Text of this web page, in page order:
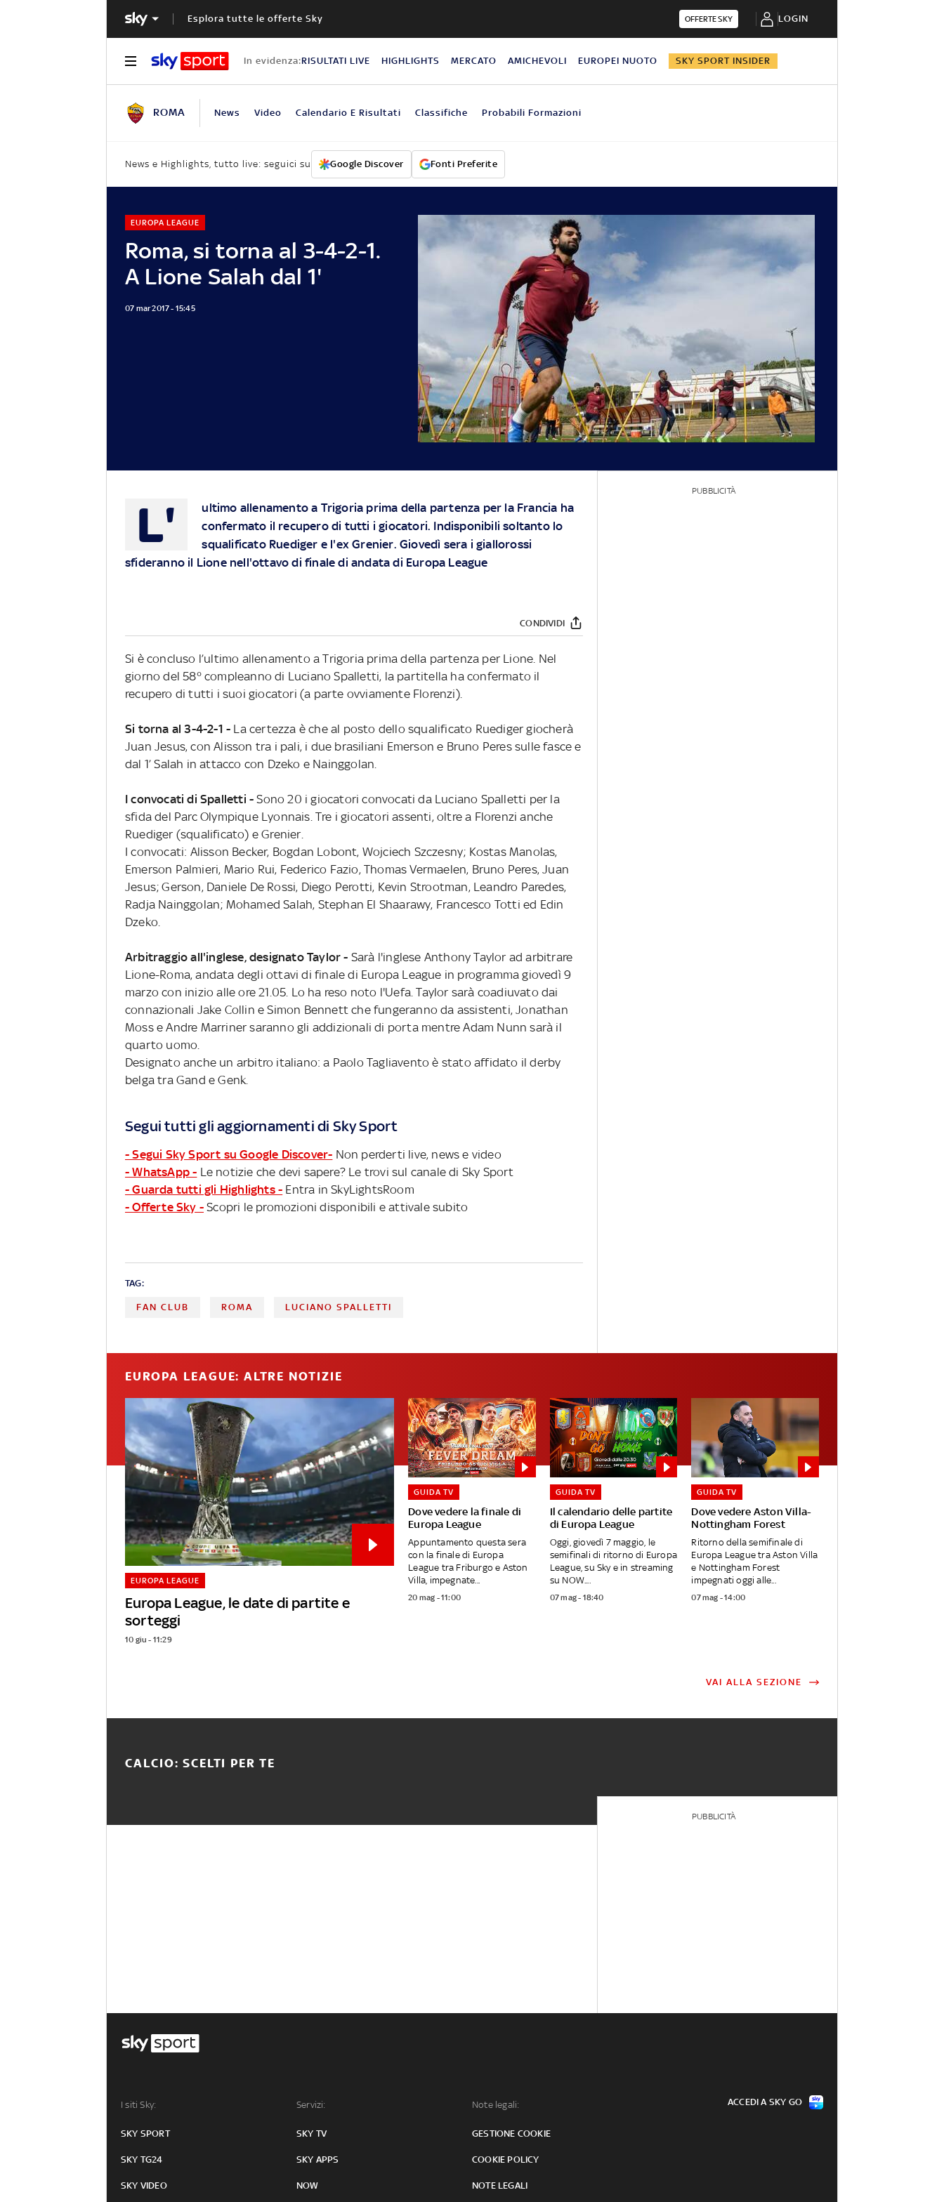
Esplora tutte le offerte Sky OFFERTE SKY LOGIN
In evidenza:RISULTATI LIVE HIGHLIGHTS MERCATO AMICHEVOLI EUROPEI NUOTO SKY SPORT INSIDER
ROMA News Video Calendario E Risultati Classifiche Probabili Formazioni
News e Highlights, tutto live: seguici su Google Discover Fonti Preferite
Roma, si torna al 3-4-2-1.
A Lione Salah dal 1'
EUROPA LEAGUE
07 mar 2017 - 15:45
L'
ultimo allenamento a Trigoria prima della partenza per la Francia ha
confermato il recupero di tutti i giocatori. Indisponibili soltanto lo
squalificato Ruediger e l'ex Grenier. Giovedì sera i giallorossi
sfideranno il Lione nell'ottavo di finale di andata di Europa League
CONDIVIDI
Si è concluso l’ultimo allenamento a Trigoria prima della partenza per Lione. Nel
giorno del 58° compleanno di Luciano Spalletti, la partitella ha confermato il
recupero di tutti i suoi giocatori (a parte ovviamente Florenzi).
Si torna al 3-4-2-1 - La certezza è che al posto dello squalificato Ruediger giocherà
Juan Jesus, con Alisson tra i pali, i due brasiliani Emerson e Bruno Peres sulle fasce e
dal 1’ Salah in attacco con Dzeko e Nainggolan.
I convocati di Spalletti - Sono 20 i giocatori convocati da Luciano Spalletti per la
sfida del Parc Olympique Lyonnais. Tre i giocatori assenti, oltre a Florenzi anche
Ruediger (squalificato) e Grenier.
I convocati: Alisson Becker, Bogdan Lobont, Wojciech Szczesny; Kostas Manolas,
Emerson Palmieri, Mario Rui, Federico Fazio, Thomas Vermaelen, Bruno Peres, Juan
Jesus; Gerson, Daniele De Rossi, Diego Perotti, Kevin Strootman, Leandro Paredes,
Radja Nainggolan; Mohamed Salah, Stephan El Shaarawy, Francesco Totti ed Edin
Dzeko.
Arbitraggio all'inglese, designato Taylor - Sarà l'inglese Anthony Taylor ad arbitrare
Lione-Roma, andata degli ottavi di finale di Europa League in programma giovedì 9
marzo con inizio alle ore 21.05. Lo ha reso noto l'Uefa. Taylor sarà coadiuvato dai
connazionali Jake Collin e Simon Bennett che fungeranno da assistenti, Jonathan
Moss e Andre Marriner saranno gli addizionali di porta mentre Adam Nunn sarà il
quarto uomo.
Designato anche un arbitro italiano: a Paolo Tagliavento è stato affidato il derby
belga tra Gand e Genk.
Segui tutti gli aggiornamenti di Sky Sport
- Segui Sky Sport su Google Discover- Non perderti live, news e video
- WhatsApp - Le notizie che devi sapere? Le trovi sul canale di Sky Sport
- Guarda tutti gli Highlights - Entra in SkyLightsRoom
- Offerte Sky - Scopri le promozioni disponibili e attivale subito
TAG:
FAN CLUB ROMA LUCIANO SPALLETTI
PUBBLICITÀ
EUROPA LEAGUE: ALTRE NOTIZIE
Europa League, le date di partite e
sorteggi
EUROPA LEAGUE
10 giu - 11:29
Dove vedere la finale di
Europa League
GUIDA TV
Appuntamento questa sera
con la finale di Europa
League tra Friburgo e Aston
Villa, impegnate...
20 mag - 11:00
Il calendario delle partite
di Europa League
GUIDA TV
Oggi, giovedì 7 maggio, le
semifinali di ritorno di Europa
League, su Sky e in streaming
su NOW....
07 mag - 18:40
Dove vedere Aston Villa-
Nottingham Forest
GUIDA TV
Ritorno della semifinale di
Europa League tra Aston Villa
e Nottingham Forest
impegnati oggi alle...
07 mag - 14:00
VAI ALLA SEZIONE
CALCIO: SCELTI PER TE
PUBBLICITÀ
I siti Sky:
SKY SPORT
SKY TG24
SKY VIDEO
Servizi:
SKY TV
SKY APPS
NOW
Note legali:
GESTIONE COOKIE
COOKIE POLICY
NOTE LEGALI
ACCEDI A SKY GO